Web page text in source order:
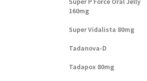
160mg
Super Vidalista 80mg
Tadanova-D
Tadapox 80mg